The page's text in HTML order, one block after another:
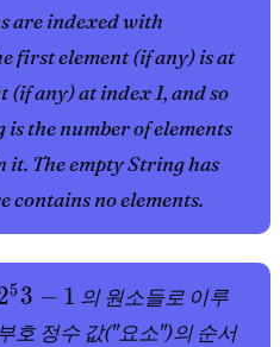
are indexed with
first element (if any) is at
(if any) at index 1, and so
the number of elements
it. The empty String has
contains no elements.
- 1
53 − 1 의 원소들로 이루
호 정수 값("요소")의 순서